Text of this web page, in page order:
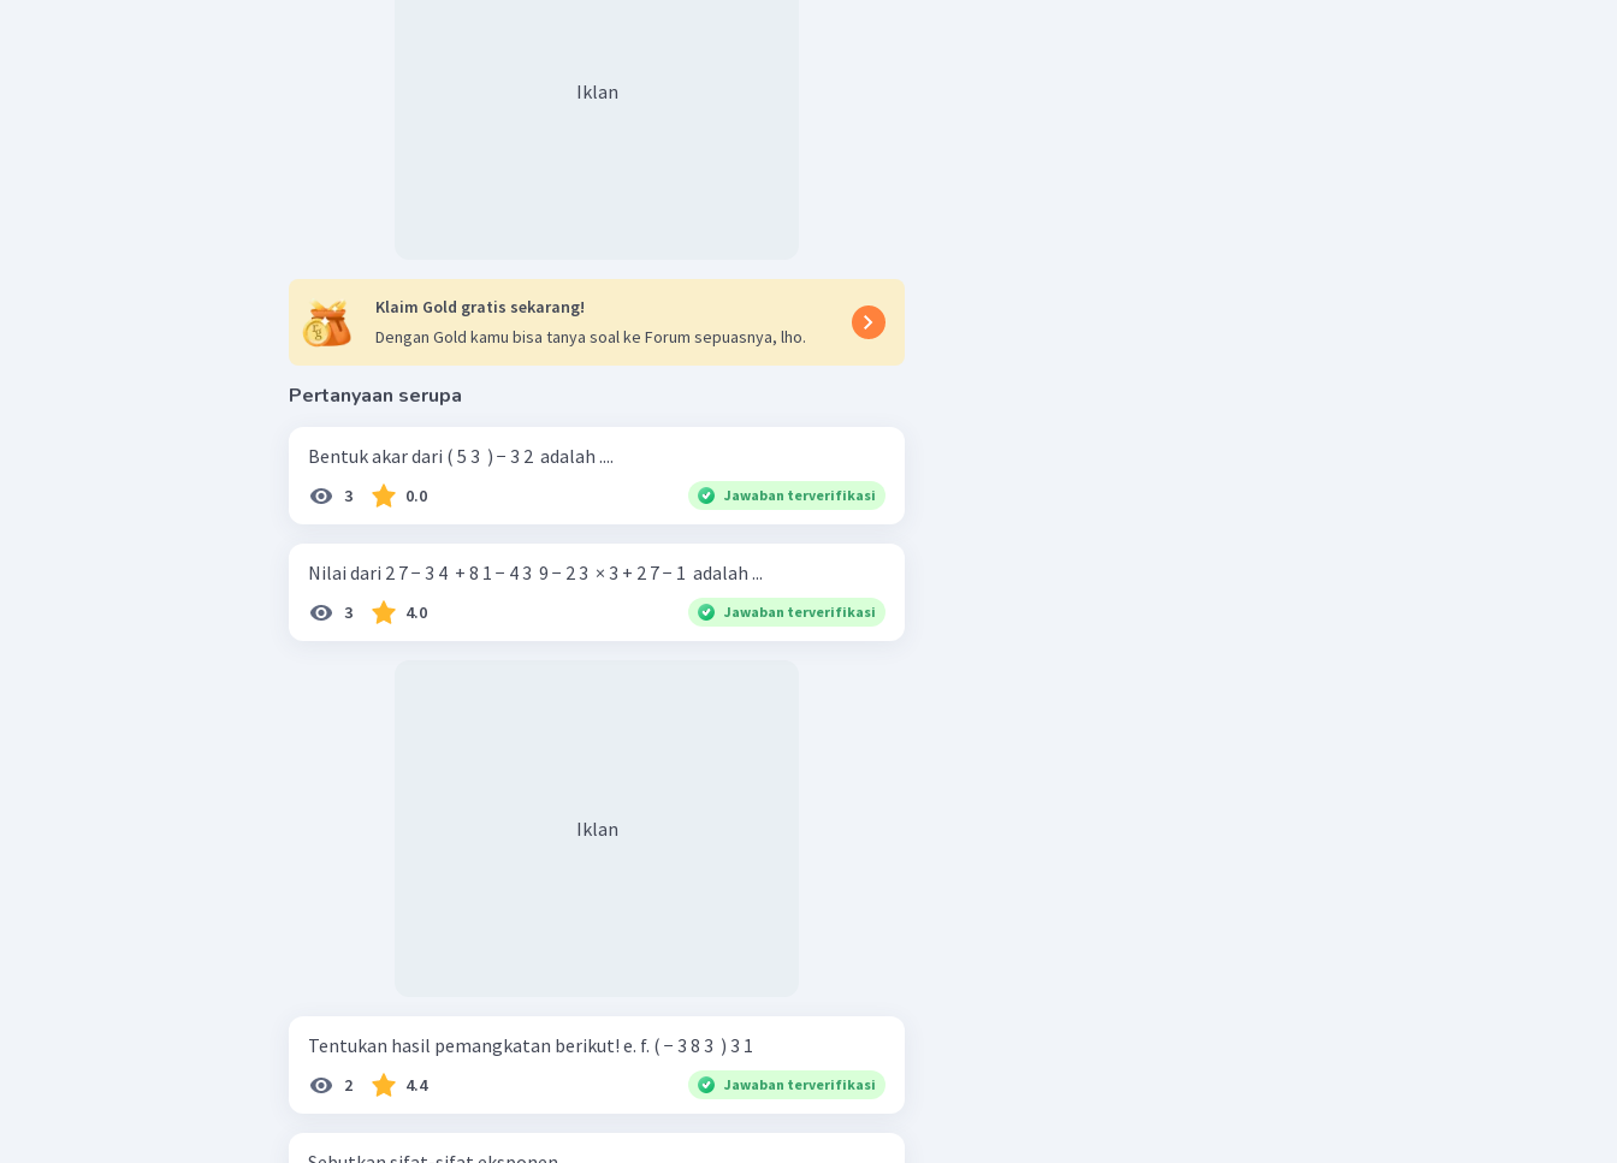
Iklan
Klaim Gold gratis sekarang!
Dengan Gold kamu bisa tanya soal ke Forum sepuasnya, lho.
Pertanyaan serupa
Bentuk akar dari ( 5 3 ​ ) − 3 2 ​ adalah ....
3 0.0 Jawaban terverifikasi
Nilai dari 2 7 − 3 4 ​ + 8 1 − 4 3 ​ 9 − 2 3 ​ × 3 + 2 7 − 1 ​ adalah ...
3 4.0 Jawaban terverifikasi
Iklan
Tentukan hasil pemangkatan berikut! e. f. ( − 3 8 3 ​ ) 3 1 ​
2 4.4 Jawaban terverifikasi